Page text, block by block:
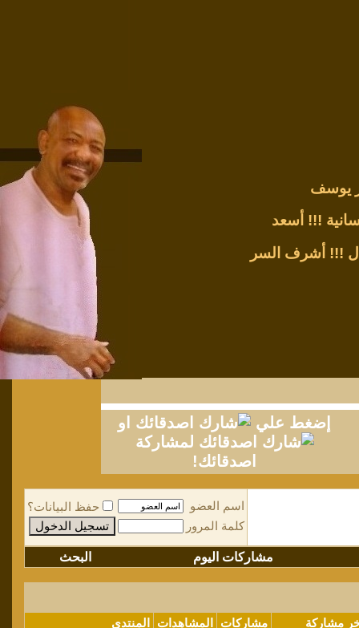
يوسف
!!! أسعد
!!! أشرف السر
إضغط علي
او
لمشاركة
اصدقائك!
اسم العضو
حفظ البيانات؟
كلمة المرور
مشاركات اليوم البحث
مشاركة مشاركات المشاهدات
المنتدى